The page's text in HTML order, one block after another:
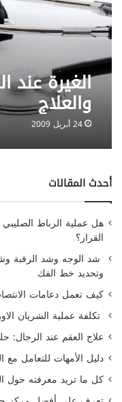
الغيرة عند
والعلاج
24 أبريل 2009
أحدث المقالات
هل عملية الرباط
القرار؟
شد الوجه وشد الرقبة
وتحديد خط الفك
كيف تعمل دعامات
تكلفة عملية الشريان
علاج العقم عند الرجال:
دليل الأمهات للتعامل مع
كل ما تريد معرفته